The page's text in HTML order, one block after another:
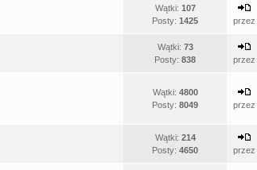
Wątki: 107
Posty: 1425
przez
Wątki: 73
Posty: 838
przez
Wątki: 4800
Posty: 8049
przez
Wątki: 214
Posty: 4650
przez